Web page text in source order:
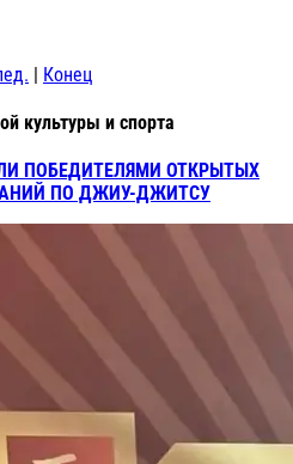
| Конец
культуры и спорта
ПОБЕДИТЕЛЯМИ ОТКРЫТЫХ
ПО ДЖИУ-ДЖИТСУ